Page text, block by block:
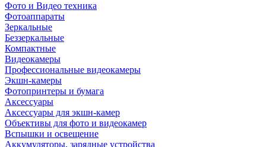
Фото и Видео техника
Фотоаппараты
Зеркальные
Беззеркальные
Компактные
Видеокамеры
Профессиональные видеокамеры
Экшн-камеры
Фотопринтеры и бумага
Аксессуары
Аксессуары для экшн-камер
Объективы для фото и видеокамер
Вспышки и освещение
Аккумуляторы, зарядные устройства